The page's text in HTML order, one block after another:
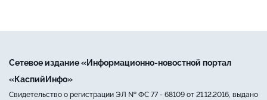
Сетевое издание «Информационно-новостной портал
«КаспийИнфо»
Свидетельство о регистрации ЭЛ № ФС 77 - 68109 от 21.12.2016, выдано